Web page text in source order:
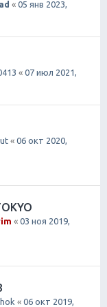
« 05 янв 2023,
« 07 июл 2021,
« 06 окт 2020,
« 03 ноя 2019,
« 06 окт 2019,